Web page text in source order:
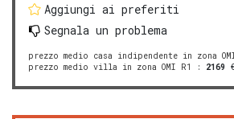
Aggiungi ai preferiti
Segnala un problema
prezzo medio casa indipendente in zona
prezzo medio villa in zona OMI R1
: 2169